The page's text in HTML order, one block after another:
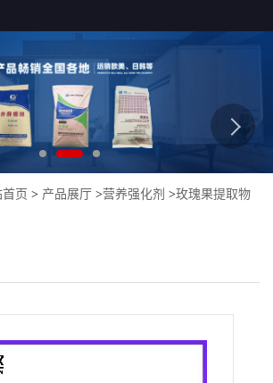
首页 > 产品展厅 >营养强化剂 >玫瑰果提取物